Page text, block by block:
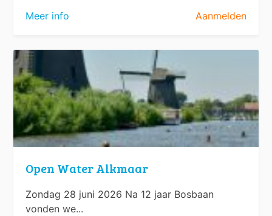
Meer info
Aanmelden
Open Water Alkmaar
Zondag 28 juni 2026 Na 12 jaar Bosbaan
vonden we...